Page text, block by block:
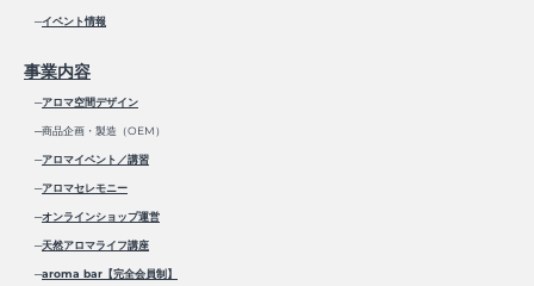
─イベント情報
事業内容
─アロマ空間デザイン
─商品企画・製造（OEM）
─アロマイベント／講習
─アロマセレモニー
─オンラインショップ運営
─天然アロマライフ講座
─aroma bar【完全会員制】